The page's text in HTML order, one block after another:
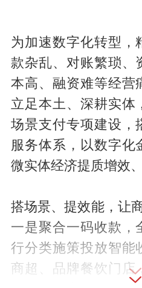
为加速数字化转型，
款杂乱、对账繁琐、
本高、融资难等经营
立足本土、深耕实体
场景支付专项建设，
服务体系，以数字化
微实体经济提质增效
搭场景、提效能，让
一是聚合一码收款，
行分类施策投放智能
商超、品牌餐饮门店